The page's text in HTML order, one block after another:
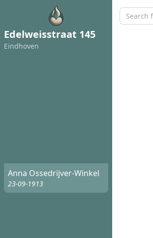
Edelweisstraat 145
Eindhoven
Anna Ossedrijver-Winkel
23-09-1913